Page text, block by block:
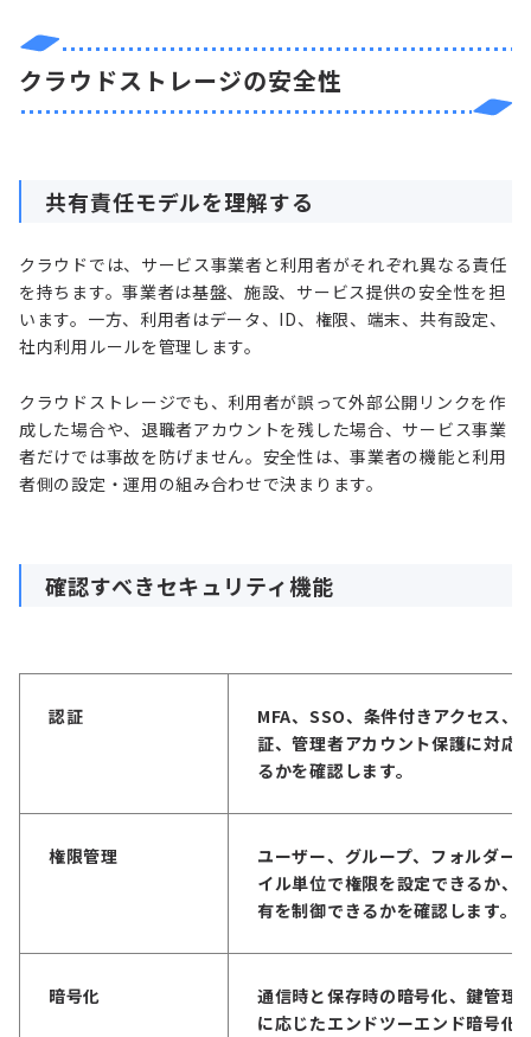
クラウドストレージの安全性
共有責任モデルを理解する
クラウドでは、サービス事業者と利用者がそれぞれ異なる責任
を持ちます。事業者は基盤、施設、サービス提供の安全性を担
います。一方、利用者はデータ、ID、権限、端末、共有設定、
社内利用ルールを管理します。
クラウドストレージでも、利用者が誤って外部公開リンクを作
成した場合や、退職者アカウントを残した場合、サービス事業
者だけでは事故を防げません。安全性は、事業者の機能と利用
者側の設定・運用の組み合わせで決まります。
確認すべきセキュリティ機能
認証
MFA、SSO、条件付きアクセス、
証、管理者アカウント保護に対応
るかを確認します。
権限管理
ユーザー、グループ、フォルダー
イル単位で権限を設定できるか、
有を制御できるかを確認します。
暗号化
通信時と保存時の暗号化、鍵管理
に応じたエンドツーエンド暗号化